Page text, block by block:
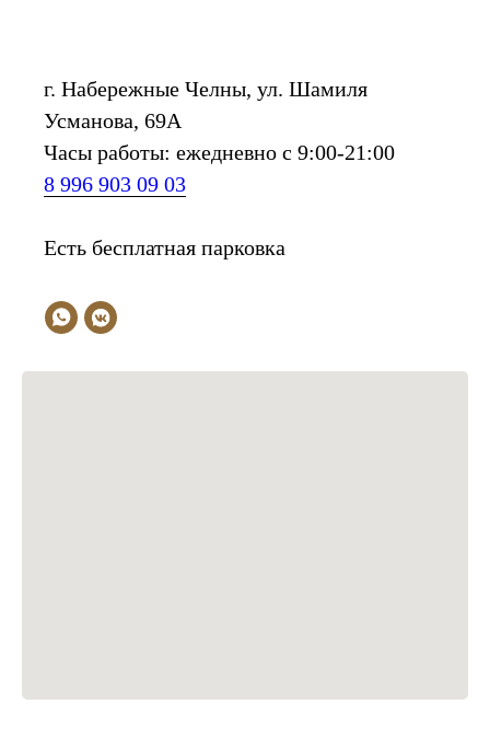
г. Набережные Челны, ул. Шамиля
Усманова, 69А
Часы работы: ежедневно с 9:00-21:00
8 996 903 09 03
Есть бесплатная парковка